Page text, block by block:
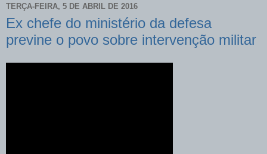
TERÇA-FEIRA, 5 DE ABRIL DE 2016
Ex chefe do ministério da defesa
previne o povo sobre intervenção militar